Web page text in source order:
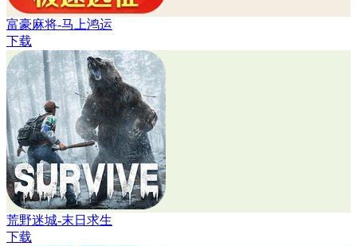
富豪麻将-马上鸿运
下载
荒野迷城-末日求生
下载